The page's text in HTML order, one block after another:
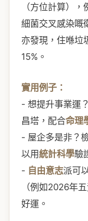
（方位計算）
細菌交叉感染嘅
亦發現，住喺垃
15%。
實用例子：
- 想提升事業運
昌塔，配合命理
- 屋企多是非？
以用統計科學驗
- 自由意志派可
（例如2026年
好運。